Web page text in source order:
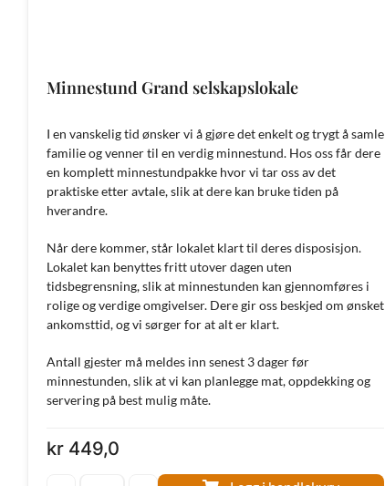
Minnestund Grand selskapslokale
I en vanskelig tid ønsker vi å gjøre det enkelt og trygt å samle
familie og venner til en verdig minnestund. Hos oss får dere
en komplett minnestundpakke hvor vi tar oss av det
praktiske etter avtale, slik at dere kan bruke tiden på
hverandre.
Når dere kommer, står lokalet klart til deres disposisjon.
Lokalet kan benyttes fritt utover dagen uten
tidsbegrensning, slik at minnestunden kan gjennomføres i
rolige og verdige omgivelser. Dere gir oss beskjed om ønsket
ankomsttid, og vi sørger for at alt er klart.
Antall gjester må meldes inn senest 3 dager før
minnestunden, slik at vi kan planlegge mat, oppdekking og
servering på best mulig måte.
kr449,0